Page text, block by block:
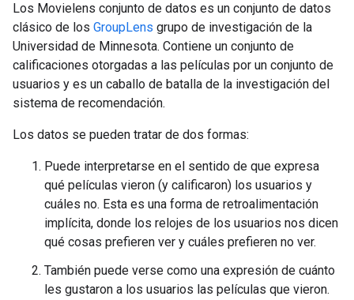
Los Movielens conjunto de datos es un conjunto de datos
clásico de los GroupLens grupo de investigación de la
Universidad de Minnesota. Contiene un conjunto de
calificaciones otorgadas a las películas por un conjunto de
usuarios y es un caballo de batalla de la investigación del
sistema de recomendación.
Los datos se pueden tratar de dos formas:
Puede interpretarse en el sentido de que expresa
qué películas vieron (y calificaron) los usuarios y
cuáles no. Esta es una forma de retroalimentación
implícita, donde los relojes de los usuarios nos dicen
qué cosas prefieren ver y cuáles prefieren no ver.
También puede verse como una expresión de cuánto
les gustaron a los usuarios las películas que vieron.